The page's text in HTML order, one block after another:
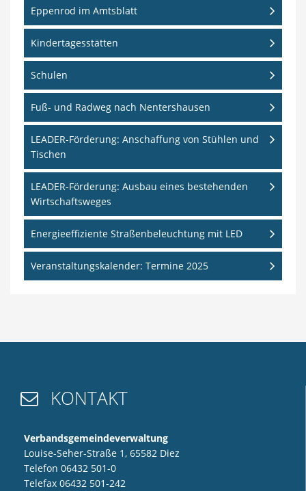
Eppenrod im Amtsblatt
Kindertagesstätten
Schulen
Fuß- und Radweg nach Nentershausen
LEADER-Förderung: Anschaffung von Stühlen und
Tischen
LEADER-Förderung: Ausbau eines bestehenden
Wirtschaftsweges
Energieeffiziente Straßenbeleuchtung mit LED
Veranstaltungskalender: Termine 2025
 KONTAKT
Verbandsgemeindeverwaltung
Louise-Seher-Straße 1, 65582 Diez
Telefon 06432 501-0
Telefax 06432 501-242